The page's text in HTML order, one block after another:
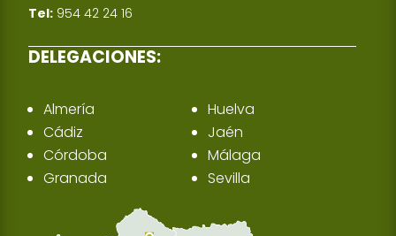
Tel: 954 42 24 16
DELEGACIONES:
Almería
Cádiz
Córdoba
Granada
Huelva
Jaén
Málaga
Sevilla